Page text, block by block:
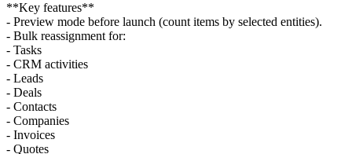
**Key features**
- Preview mode before launch (count items by selected entities).
- Bulk reassignment for:
- Tasks
- CRM activities
- Leads
- Deals
- Contacts
- Companies
- Invoices
- Quotes